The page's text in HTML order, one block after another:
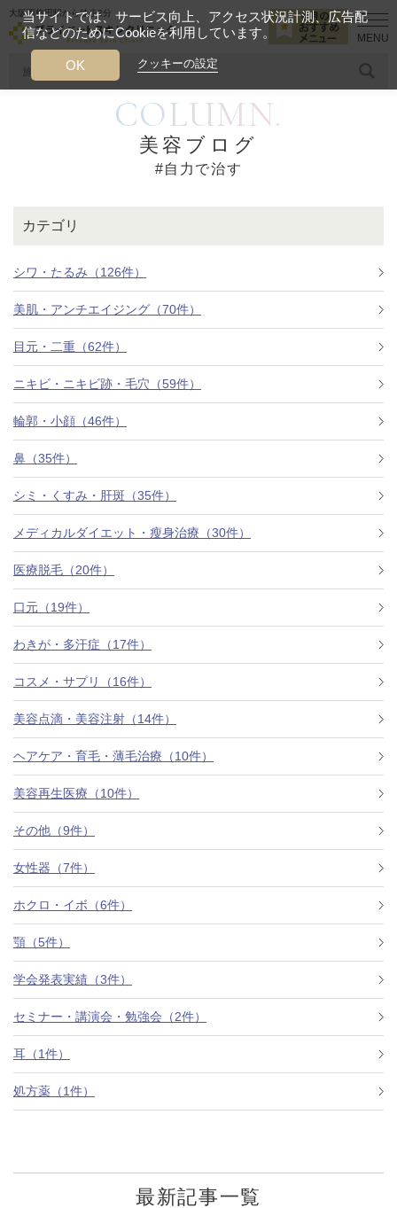
大阪西梅田駅から徒歩2分
糸リフト ヒアルロン酸
今月のおすすめメニュー
クリニックについて
料金一覧
施術症例
初めての方へ
お悩みで探す
医師紹介
アクセス
西梅田から徒歩2分
ついて
よくあるご質問
美容ブログ
自力で治す
COLUMN.
美容ブログ
#自力で治す
カテゴリ
シワ・たるみ（126件）
美肌・アンチエイジング（70件）
目元・二重（62件）
ニキビ・ニキビ跡・毛穴（59件）
輪郭・小顔（46件）
鼻（35件）
シミ・くすみ・肝斑（35件）
メディカルダイエット・瘦身治療（30件）
医療脱毛（20件）
口元（19件）
わきが・多汗症（17件）
コスメ・サプリ（16件）
美容点滴・美容注射（14件）
ヘアケア・育毛・薄毛治療（10件）
美容再生医療（10件）
その他（9件）
女性器（7件）
ホクロ・イボ（6件）
顎（5件）
学会発表実績（3件）
セミナー・講演会・勉強会（2件）
耳（1件）
処方薬（1件）
最新記事一覧
当サイトでは、サービス向上、アクセス状況計測、広告配
信などのためにCookieを利用しています。
クッキーの設定
OK